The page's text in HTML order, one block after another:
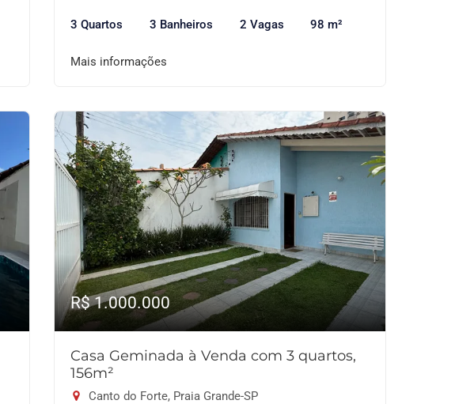
3 Quartos 3 Banheiros 2 Vagas 98 m²
Mais informações
R$ 1.000.000
Casa Geminada à Venda com 3 quartos,
156m²
Canto do Forte, Praia Grande-SP